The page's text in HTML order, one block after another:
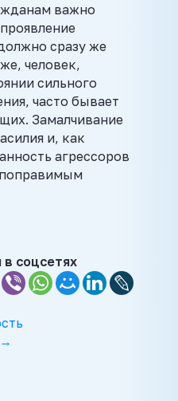
важно
сразу же
человек,
сильного
часто бывает
Замалчивание
и, как
агрессоров
в соцсетях